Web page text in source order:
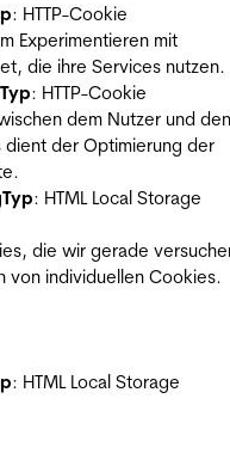
: HTTP-Cookie
Experimentieren mit
die ihre Services nutzen.
Typ: HTTP-Cookie
dem Nutzer und den
der Optimierung der
Typ: HTML Local Storage
die wir gerade
von individuellen Cookies.
: HTML Local Storage